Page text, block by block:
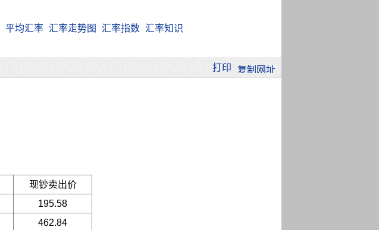
平均汇率 汇率走势图 汇率指数 汇率知识
打印
现钞卖出价
195.58
462.84